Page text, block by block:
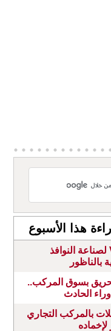
هذا الأسبوع
شركة VENTACON لصناعة النوافذ
بالناظور
بسوق المركب..
الحادث
بالمركب التجاري